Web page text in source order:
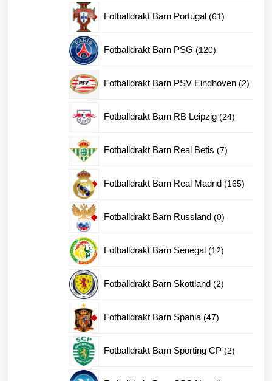
Fotballdrakt Barn Portugal 6161
Fotballdrakt Barn PSG 120120
Fotballdrakt Barn PSV Eindhoven 22
Fotballdrakt Barn RB Leipzig 2424
Fotballdrakt Barn Real Betis 77
Fotballdrakt Barn Real Madrid 165165
Fotballdrakt Barn Russland 00
Fotballdrakt Barn Senegal 1212
Fotballdrakt Barn Skottland 22
Fotballdrakt Barn Spania 4747
Fotballdrakt Barn Sporting CP 22